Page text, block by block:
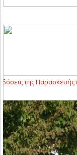
της Παρασκευής (7/8)